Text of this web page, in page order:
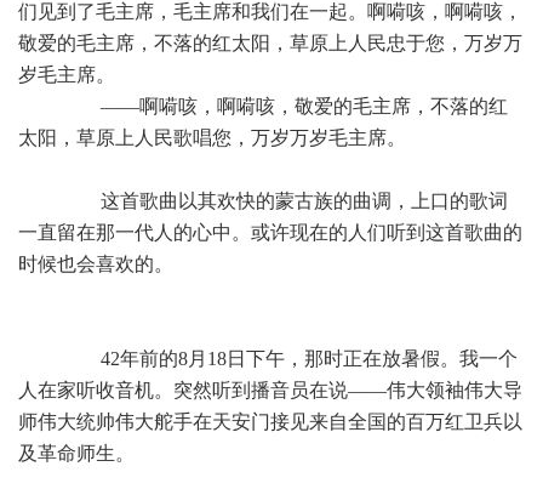
们见到了毛主席，毛主席和我们在一起。啊嗬咳，啊嗬咳，
敬爱的毛主席，不落的红太阳，草原上人民忠于您，万岁万
岁毛主席。
——啊嗬咳，啊嗬咳，敬爱的毛主席，不落的红
太阳，草原上人民歌唱您，万岁万岁毛主席。
这首歌曲以其欢快的蒙古族的曲调，上口的歌词
一直留在那一代人的心中。或许现在的人们听到这首歌曲的
时候也会喜欢的。
42年前的8月18日下午，那时正在放暑假。我一个
人在家听收音机。突然听到播音员在说——伟大领袖伟大导
师伟大统帅伟大舵手在天安门接见来自全国的百万红卫兵以
及革命师生。